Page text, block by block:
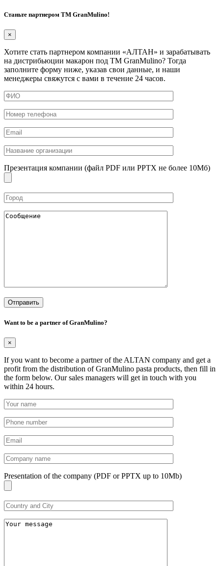
Станьте партнером ТМ GranMulino!
×
Хотите стать партнером компании «АЛТАН» и зарабатывать
на дистрибьюции макарон под ТМ GranMulino? Тогда
заполните форму ниже, указав свои данные, и наши
менеджеры свяжутся с вами в течение 24 часов.
Презентация компании (файл PDF или PPTX не более 10Мб)
Want to be a partner of GranMulino?
×
If you want to become a partner of the ALTAN company and get a
profit from the distribution of GranMulino pasta products, then fill in
the form below. Our sales managers will get in touch with you
within 24 hours.
Presentation of the company (PDF or PPTX up to 10Mb)